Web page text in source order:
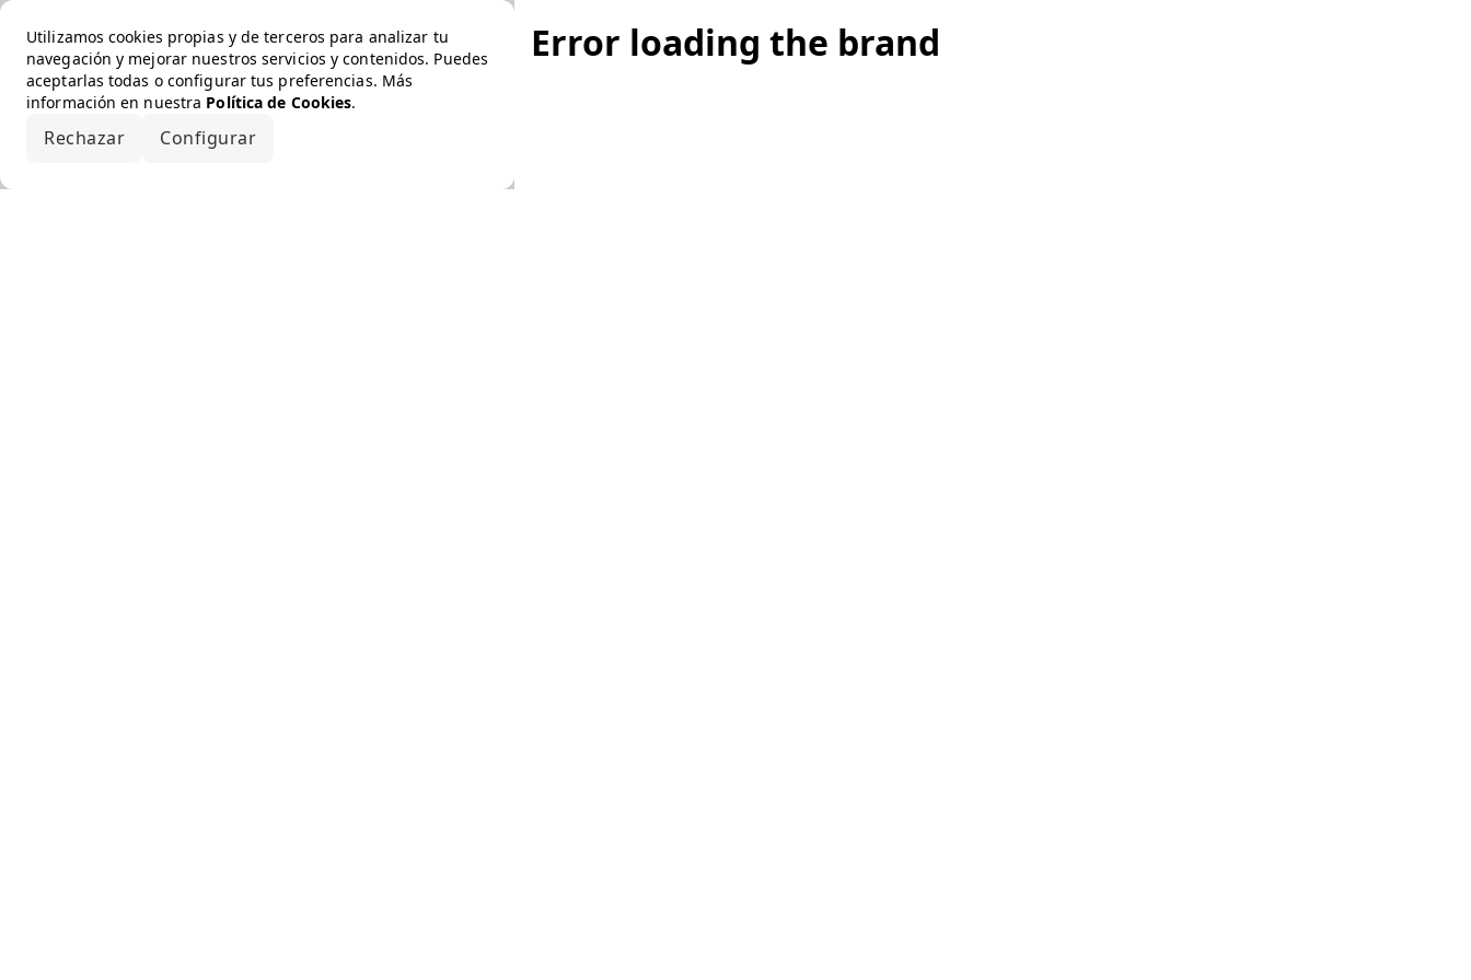
Utilizamos cookies propias y de terceros para analizar tu
navegación y mejorar nuestros servicios y contenidos. Puedes
aceptarlas todas o configurar tus preferencias. Más
información en nuestra Política de Cookies.
Rechazar Configurar
Error loading the brand